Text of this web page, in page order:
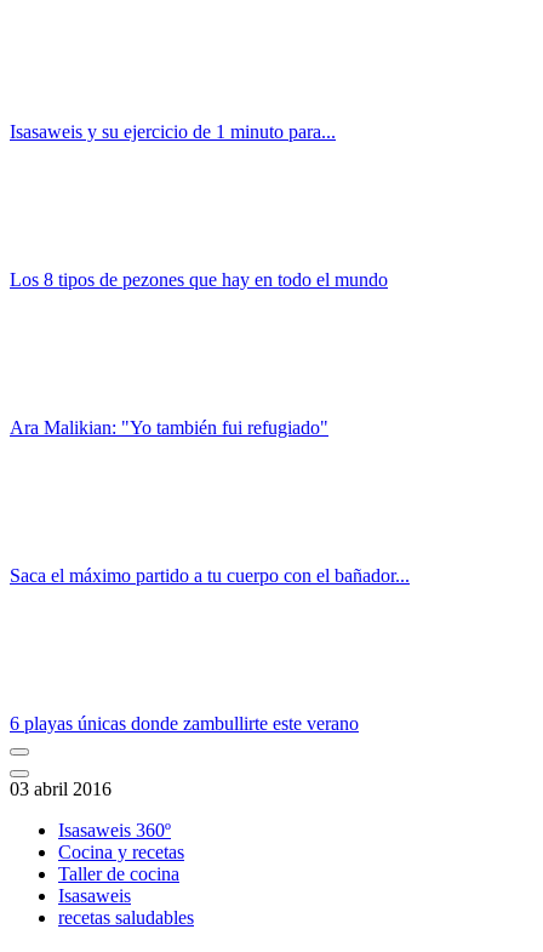
Isasaweis y su ejercicio de 1 minuto para...
Los 8 tipos de pezones que hay en todo el mundo
Ara Malikian: "Yo también fui refugiado"
Saca el máximo partido a tu cuerpo con el bañador...
6 playas únicas donde zambullirte este verano
03 abril 2016
Isasaweis 360º
Cocina y recetas
Taller de cocina
Isasaweis
recetas saludables